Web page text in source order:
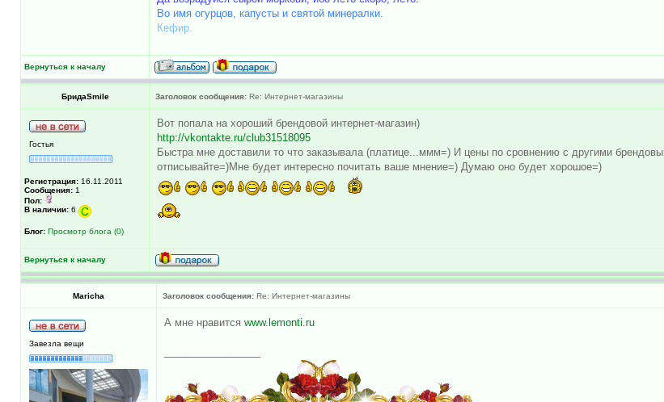
Во имя огурцов, капусты и святой минералки.
Кефир.
Вернуться к началу
БридаSmile Заголовок сообщения: Re: Интернет-магазины
Гостья
Регистрация: 16.11.2011
Сообщения: 1
Пол:
В наличии: 6
Блог: Просмотр блога (0)
Вот попала на хороший брендовой интернет-магазин)
http://vkontakte.ru/club31518095
Быстра мне доставили то что заказывала (платице...ммм=) И цены по сровнению с другими
отписывайте=)Мне будет интересно почитать ваше мнение=) Думаю оно будет хорошое=)
Вернуться к началу
Maricha Заголовок сообщения: Re: Интернет-магазины
Завезла вещи
А мне нравится www.lemonti.ru